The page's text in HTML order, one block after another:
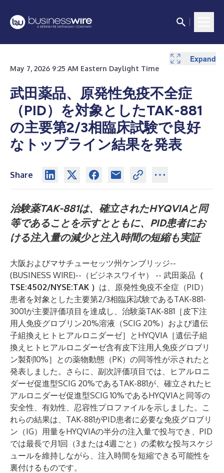
May 7, 2026 9:25 AM Eastern Daylight Time
武田薬品、原発性免疫不全症
（PID）を対象としたTAK-881
の主要第2/3相臨床試験で良好
なトップライン結果を発表
Share
治験薬TAK-881は、確立されたHYQVIAと同
等であることを示すとともに、PID患者にお
ける注入量の減少と注入時間の短縮も実証
大阪およびマサチューセッツ州ケンブリッジ--
(BUSINESS WIRE)-- （ビジネスワイヤ） -- 武田薬品 （
TSE:4502/NYSE:TAK ） は、原発性免疫不全症（PID）
患者を対象とした主要第2/3相臨床試験であるTAK-881-
3001が主要評価項目を達成し、治験薬TAK-881［皮下注
用人免疫グロブリン20%溶液（SCIG 20%）および遺伝
子組換えヒトヒアルロニダーゼ］とHYQVIA［遺伝子組
換えヒトヒアルロニダーゼ含有皮下注用人免疫グロブリ
ン製剤10%］との薬物動態（PK）の同等性が示されたと
発表しました。さらに、副次評価項目では、ヒアルロニ
ダーゼ促進型SCIG 20%であるTAK-881が、確立されたヒ
アルロニダーゼ促進型SCIG 10%であるHYQVIAと同等の
安全性、有効性、忍容性プロファイルを示しました。こ
れらの結果は、TAK-881がPID患者に必要な免疫グロブリ
ン（IG）用量をHYQVIAの半分の注入量で投与でき、PID
では最長で月1回（3または4週ごと）の柔軟な投与スケジ
ュールを維持しながら、注入時間を短縮できる可能性を
裏付けるものです。
Expand